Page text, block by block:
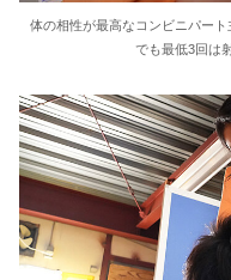
体の相性が最高なコンビニパー
でも最低3回は